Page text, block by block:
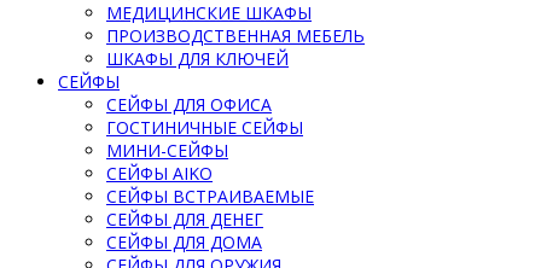
МЕДИЦИНСКИЕ ШКАФЫ
ПРОИЗВОДСТВЕННАЯ МЕБЕЛЬ
ШКАФЫ ДЛЯ КЛЮЧЕЙ
СЕЙФЫ
СЕЙФЫ ДЛЯ ОФИСА
ГОСТИНИЧНЫЕ СЕЙФЫ
МИНИ-СЕЙФЫ
СЕЙФЫ AIKO
СЕЙФЫ ВСТРАИВАЕМЫЕ
СЕЙФЫ ДЛЯ ДЕНЕГ
СЕЙФЫ ДЛЯ ДОМА